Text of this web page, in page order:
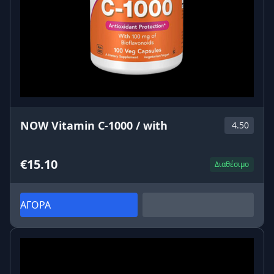
NOW Vitamin C-1000 / with 4.50
€15.10 Διαθέσιμο
ΑΓΟΡΑ